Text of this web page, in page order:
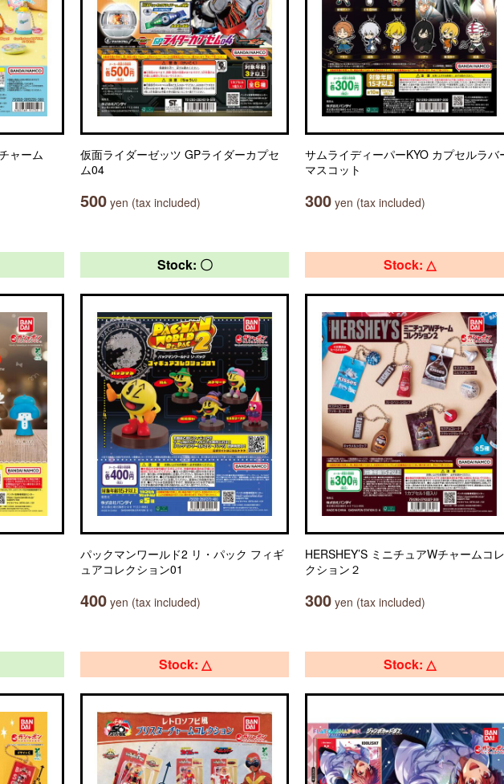
ャーム
仮面ライダーゼッツ GPライダーカプセ
ム04
500 yen (tax included)
サムライディーパーKYO カプセルラバ
マスコット
300 yen (tax included)
Stock: 〇
パックマンワールド2 リ・パック フィギ
ュアコレクション01
400 yen (tax included)
Stock: △
HERSHEY’S ミニチュアWチャームコレ
クション２
300 yen (tax included)
Stock: △ Stock: △